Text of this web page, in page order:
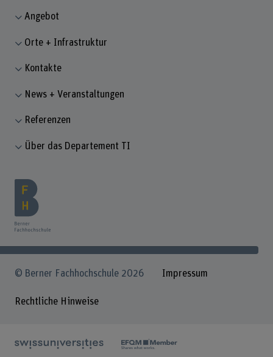
Angebot
Orte + Infrastruktur
Kontakte
News + Veranstaltungen
Referenzen
Über das Departement TI
© Berner Fachhochschule 2026 Impressum
Rechtliche Hinweise